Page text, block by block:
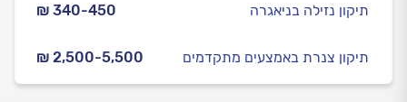
₪ 340-450 תיקון נזילה בניאגרה
₪ 2,500-5,500 תיקון צנרת באמצעים מתקדמים